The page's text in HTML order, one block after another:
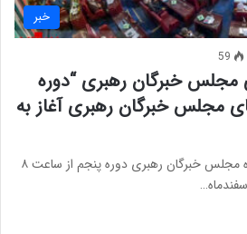
خبر
59
خبرگان رهبری “دوره
مجلس خبرگان رهبری آغاز به
نهمین اجلاسیه رسمی دو روزه مجلس خبرگان رهبری دوره پنجم از ساعت ۸